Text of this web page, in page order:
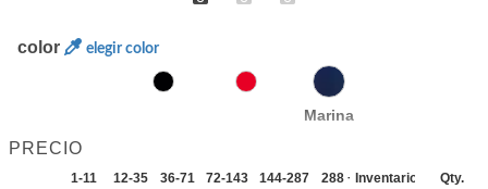
color elegir color
Marina
PRECIO
1-11 12-35 36-71 72-143 144-287 288 + Más
Inventario Qty.